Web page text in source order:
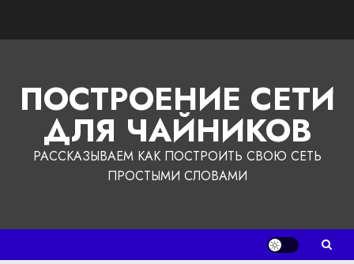
ПОСТРОЕНИЕ СЕТИ
ДЛЯ ЧАЙНИКОВ
РАССКАЗЫВАЕМ КАК ПОСТРОИТЬ СВОЮ СЕТЬ
ПРОСТЫМИ СЛОВАМИ